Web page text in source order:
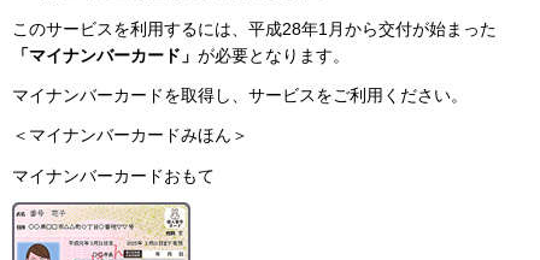
このサービスを利用するには、平成28年1月から交付が始まった
「マイナンバーカード」 が必要となります。
マイナンバーカードを取得し、サービスをご利用ください。
＜マイナンバーカードみほん＞
マイナンバーカードおもて